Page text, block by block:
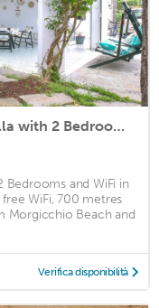
Beautiful apartment in Specchiolla with 2 Bedrooms and WiFi
Bedrooms and WiFi in
WiFi, 700 metres
Morgicchio Beach and
Verifica disponibilità